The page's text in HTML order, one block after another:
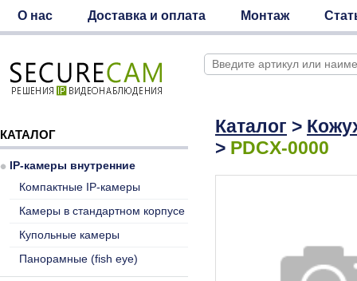
О нас Доставка и оплата Монтаж
Каталог >
> PDCX-0000
КАТАЛОГ
IP-камеры внутренние
Компактные IP-камеры
Камеры в стандартном корпусе
Купольные камеры
Панорамные (fish eye)